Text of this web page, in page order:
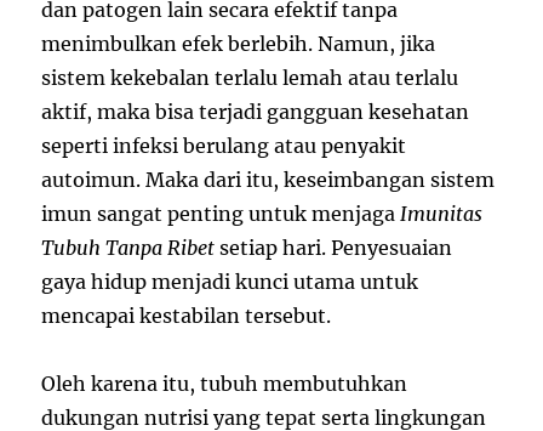
dan patogen lain secara efektif tanpa
menimbulkan efek berlebih. Namun, jika
sistem kekebalan terlalu lemah atau terlalu
aktif, maka bisa terjadi gangguan kesehatan
seperti infeksi berulang atau penyakit
autoimun. Maka dari itu, keseimbangan sistem
imun sangat penting untuk menjaga Imunitas
Tubuh Tanpa Ribet setiap hari. Penyesuaian
gaya hidup menjadi kunci utama untuk
mencapai kestabilan tersebut.
Oleh karena itu, tubuh membutuhkan
dukungan nutrisi yang tepat serta lingkungan